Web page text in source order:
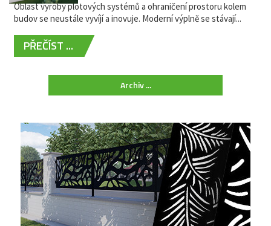
Oblast výroby plotových systémů a ohraničení prostoru kolem
budov se neustále vyvíjí a inovuje. Moderní výplně se stávají...
PŘEČÍST ...
Archiv ...